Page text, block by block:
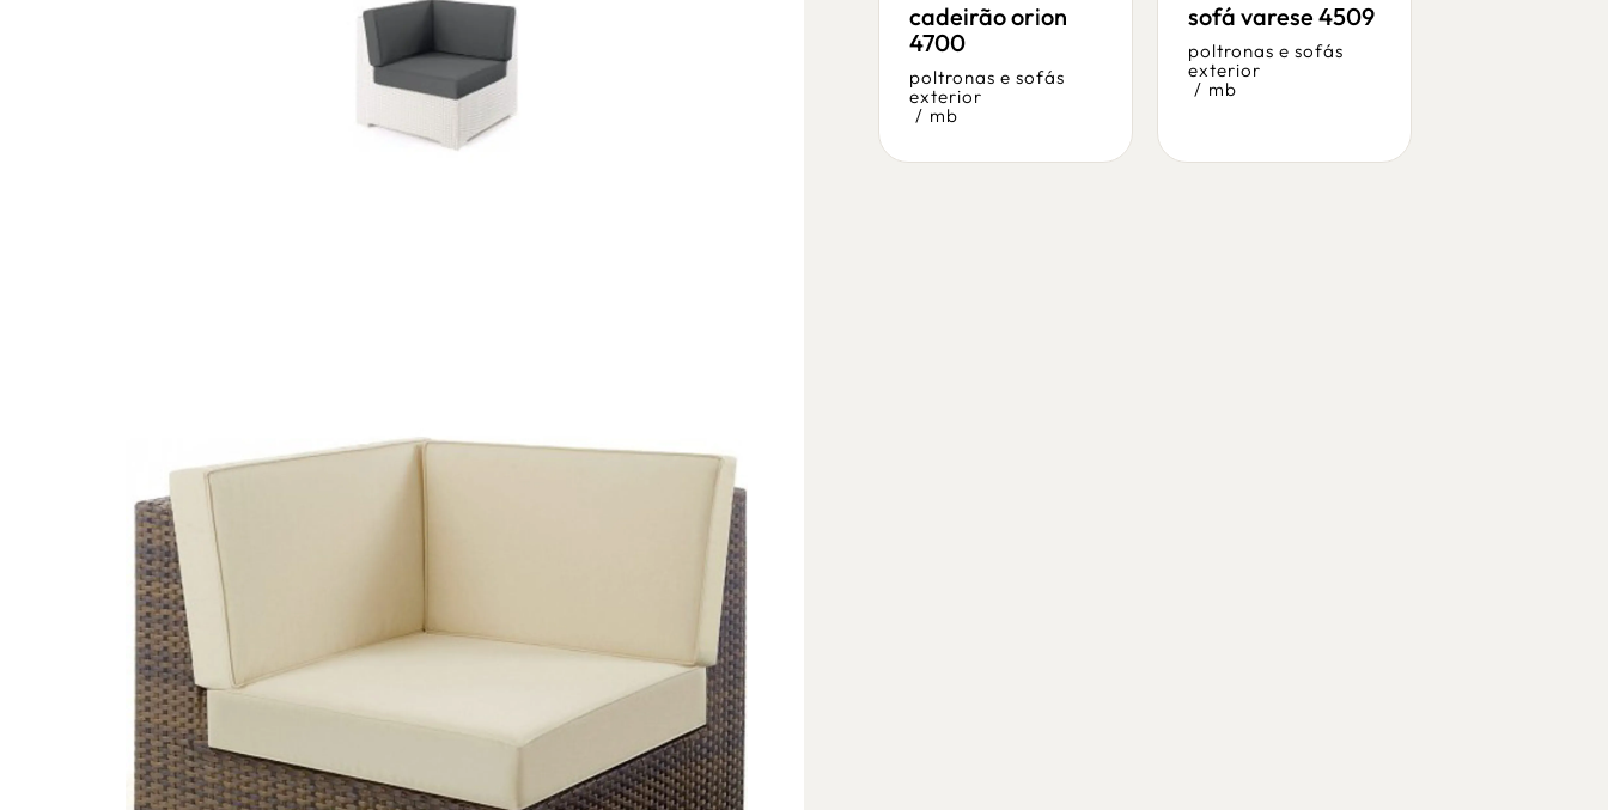
poltrona ara 316
poltronas e sofás
exterior
pedrali
cadeirão orion
4700
poltronas e sofás
exterior
/ mb
sofá varese 4509
poltronas e sofás
exterior
/ mb